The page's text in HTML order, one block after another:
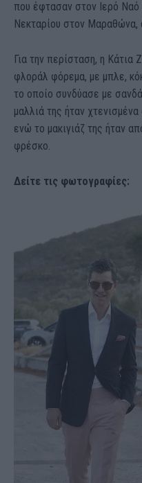
που έφτασαν στον Ιερό
Νεκταρίου στον Μαραθώνα,
Για την περίσταση, η Κάτια
φλοράλ φόρεμα, με μπλε,
το οποίο συνδύασε με
μαλλιά της ήταν
ενώ το μακιγιάζ της ήταν
φρέσκο.
Δείτε τις φωτογραφίες: